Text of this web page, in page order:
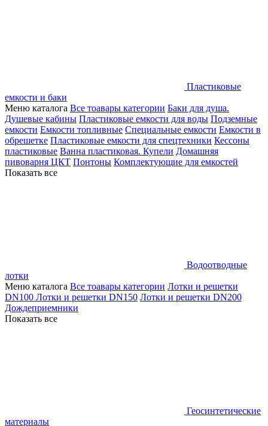
Пластиковые
емкости и баки
Меню каталога Все тоавары категории Баки для душа.
Душевые кабины Пластиковые емкости для воды Подземные
емкости Емкости топливные Специальные емкости Емкости в
обрешетке Пластиковые емкости для спецтехники Кессоны
пластиковые Ванна пластиковая. Купели Домашняя
пивоварня ЦКТ Понтоны Комплектующие для емкостей
Показать все
Водоотводные
лотки
Меню каталога Все тоавары категории Лотки и решетки
DN100 Лотки и решетки DN150 Лотки и решетки DN200
Дождеприемники
Показать все
Геосинтетические
материалы